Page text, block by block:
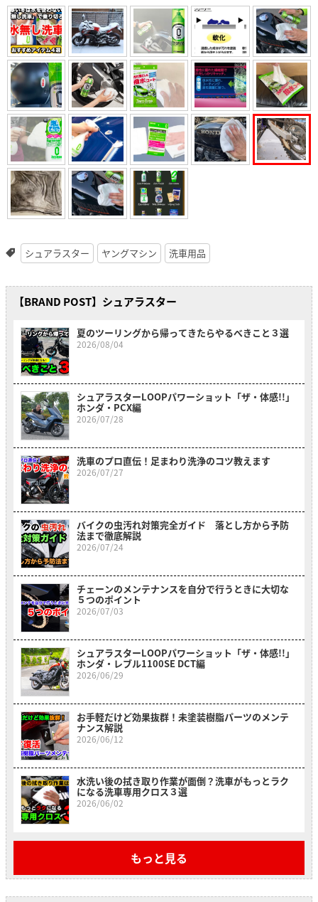
シュアラスター ヤングマシン 洗車用品
【BRAND POST】シュアラスター
夏のツーリングから帰ってきたらやるべきこと３選
2026/08/04
シュアラスターLOOPパワーショット「ザ・体感!!」
ホンダ・PCX編
2026/07/28
洗車のプロ直伝！足まわり洗浄のコツ教えます
2026/07/27
バイクの虫汚れ対策完全ガイド 落とし方から予防
法まで徹底解説
2026/07/24
チェーンのメンテナンスを自分で行うときに大切な
５つのポイント
2026/07/03
シュアラスターLOOPパワーショット「ザ・体感!!」
ホンダ・レブル1100SE DCT編
2026/06/29
お手軽だけど効果抜群！未塗装樹脂パーツのメンテ
ナンス解説
2026/06/12
水洗い後の拭き取り作業が面倒？洗車がもっとラク
になる洗車専用クロス３選
2026/06/02
もっと見る